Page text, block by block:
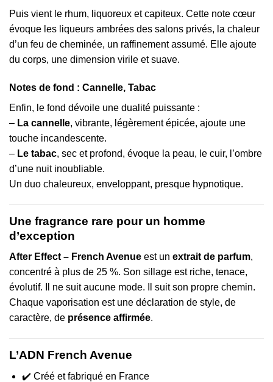
Puis vient le rhum, liquoreux et capiteux. Cette note cœur
évoque les liqueurs ambrées des salons privés, la chaleur
d’un feu de cheminée, un raffinement assumé. Elle ajoute
du corps, une dimension virile et suave.
Notes de fond : Cannelle, Tabac
Enfin, le fond dévoile une dualité puissante :
– La cannelle, vibrante, légèrement épicée, ajoute une
touche incandescente.
– Le tabac, sec et profond, évoque la peau, le cuir, l’ombre
d’une nuit inoubliable.
Un duo chaleureux, enveloppant, presque hypnotique.
Une fragrance rare pour un homme
d’exception
After Effect – French Avenue est un extrait de parfum,
concentré à plus de 25 %. Son sillage est riche, tenace,
évolutif. Il ne suit aucune mode. Il suit son propre chemin.
Chaque vaporisation est une déclaration de style, de
caractère, de présence affirmée.
L’ADN French Avenue
✔️ Créé et fabriqué en France